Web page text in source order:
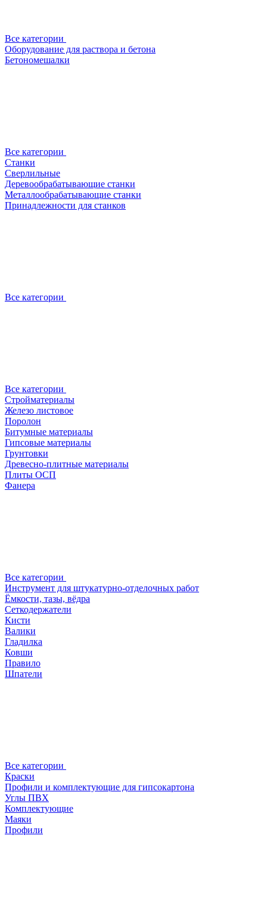
Все категории
Оборудование для раствора и бетона
Бетономешалки
Все категории
Станки
Сверлильные
Деревообрабатывающие станки
Металлообрабатывающие станки
Принадлежности для станков
Все категории
Все категории
Стройматериалы
Железо листовое
Поролон
Битумные материалы
Гипсовые материалы
Грунтовки
Древесно-плитные материалы
Плиты ОСП
Фанера
Все категории
Инструмент для штукатурно-отделочных работ
Ёмкости, тазы, вёдра
Сеткодержатели
Кисти
Валики
Гладилка
Ковши
Правило
Шпатели
Все категории
Краски
Профили и комплектующие для гипсокартона
Углы ПВХ
Комплектующие
Маяки
Профили